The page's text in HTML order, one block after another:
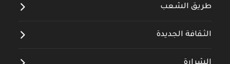
طريق الشعب
الثقافة الجديدة